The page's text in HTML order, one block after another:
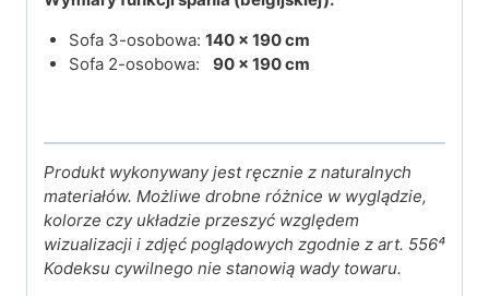
Sofa 3-osobowa: 140 × 190 cm
Sofa 2-osobowa: 90 × 190 cm
Produkt wykonywany jest ręcznie z naturalnych
materiałów. Możliwe drobne różnice w wyglądzie,
kolorze czy układzie przeszyć względem
wizualizacji i zdjęć poglądowych zgodnie z art. 556⁴
Kodeksu cywilnego nie stanowią wady towaru.